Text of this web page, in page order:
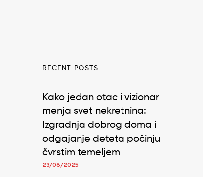
RECENT POSTS
Kako jedan otac i vizionar
menja svet nekretnina:
Izgradnja dobrog doma i
odgajanje deteta počinju
čvrstim temeljem
23/06/2025